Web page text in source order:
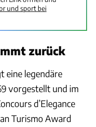
und sport bei
zurück
eine legendäre
vorgestellt und im
d’Elegance
Turismo Award